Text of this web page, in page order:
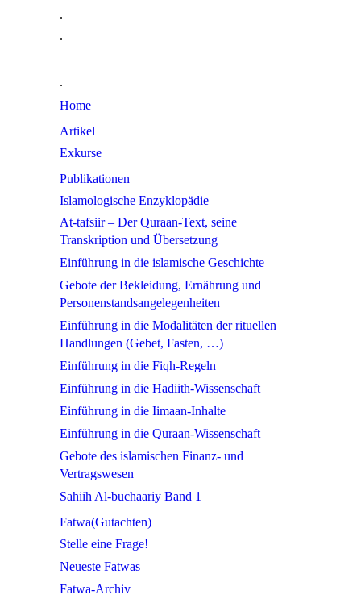
.
.
.
Home
Artikel
Exkurse
Publikationen
Islamologische Enzyklopädie
At-tafsiir – Der Quraan-Text, seine
Transkription und Übersetzung
Einführung in die islamische Geschichte
Gebote der Bekleidung, Ernährung und
Personenstandsangelegenheiten
Einführung in die Modalitäten der rituellen
Handlungen (Gebet, Fasten, …)
Einführung in die Fiqh-Regeln
Einführung in die Hadiith-Wissenschaft
Einführung in die Iimaan-Inhalte
Einführung in die Quraan-Wissenschaft
Gebote des islamischen Finanz- und
Vertragswesen
Sahiih Al-buchaariy Band 1
Fatwa(Gutachten)
Stelle eine Frage!
Neueste Fatwas
Fatwa-Archiv